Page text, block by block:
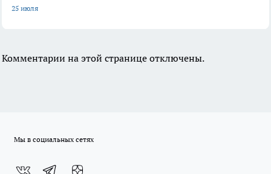
25 июля
Комментарии на этой странице отключены.
Мы в социальных сетях